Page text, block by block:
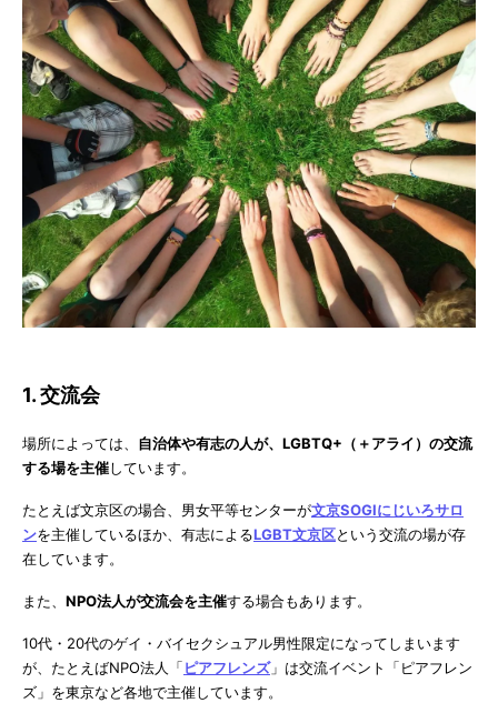
1. 交流会
場所によっては、 自治体や有志の人が、LGBTQ+（＋アライ）の交流
する場を主催しています。
たとえば文京区の場合、男女平等センターが文京SOGIにじいろサロ
ンを主催しているほか、有志によるLGBT文京区という交流の場が存
在しています。
また、 NPO法人が交流会を主催する場合もあります。
10代・20代のゲイ・バイセクシュアル男性限定になってしまいます
が、たとえばNPO法人「ピアフレンズ」は交流イベント「ピアフレン
ズ」を東京など各地で主催しています。